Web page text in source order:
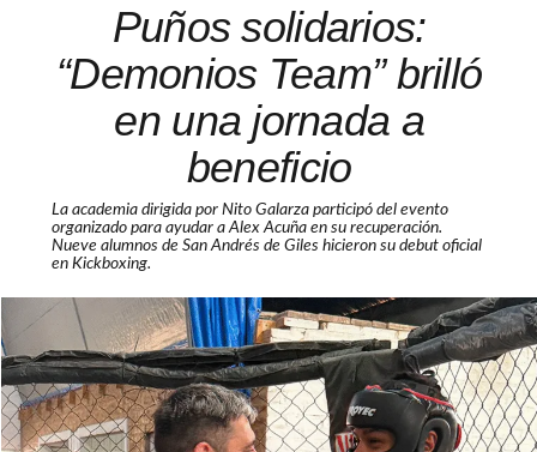
Puños solidarios:
“Demonios Team” brilló
en una jornada a
beneficio
La academia dirigida por Nito Galarza participó del evento
organizado para ayudar a Alex Acuña en su recuperación.
Nueve alumnos de San Andrés de Giles hicieron su debut oficial
en Kickboxing.